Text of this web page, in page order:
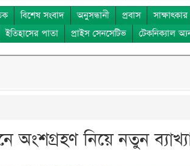
বিশেষ সংবাদ অনুসন্ধানী প্রবাস সাক্ষাৎকার
ইতিহাসের পাতা প্রাইস সেনসেটিভ টেকনিক্যাল
অংশগ্রহণ নিয়ে নতুন